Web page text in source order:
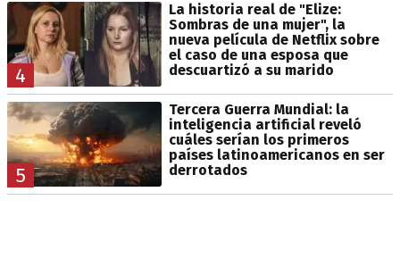
4
La historia real de "Elize:
Sombras de una mujer", la
nueva película de Netflix sobre
el caso de una esposa que
descuartizó a su marido
5
Tercera Guerra Mundial: la
inteligencia artificial reveló
cuáles serían los primeros
países latinoamericanos en ser
derrotados